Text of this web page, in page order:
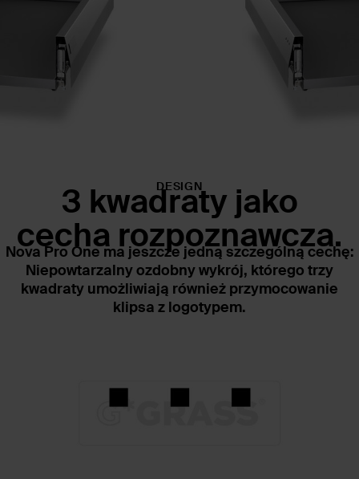
DESIGN
3 kwadraty jako
cecha rozpoznawcza.
Nova Pro One ma jeszcze jedną szczególną cechę:
Niepowtarzalny ozdobny wykrój, którego trzy
kwadraty umożliwiają również przymocowanie
klipsa z logotypem.